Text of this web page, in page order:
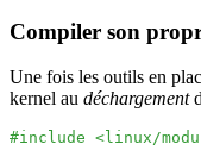
Compiler son
Une fois les outils en
kernel au déchargement
#include <linux/